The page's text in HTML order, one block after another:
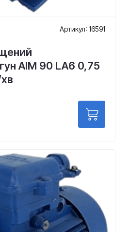
Артикул: 16591
АІМ 90 LA6 0,75